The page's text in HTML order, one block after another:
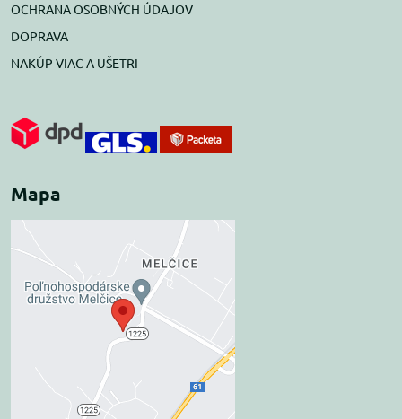
OCHRANA OSOBNÝCH ÚDAJOV
DOPRAVA
NAKÚP VIAC A UŠETRI
Mapa
Externý obsah je
blokovaný Voľbami
súkromia
Prajete si načítať externý obsah?
Povoliť tentokrát